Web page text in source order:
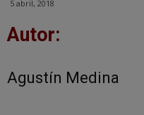
5 abril, 2018
Autor:
Agustín Medina